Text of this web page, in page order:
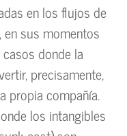
en los flujos de
sus momentos
donde la
precisamente,
propia compañía.
los intangibles